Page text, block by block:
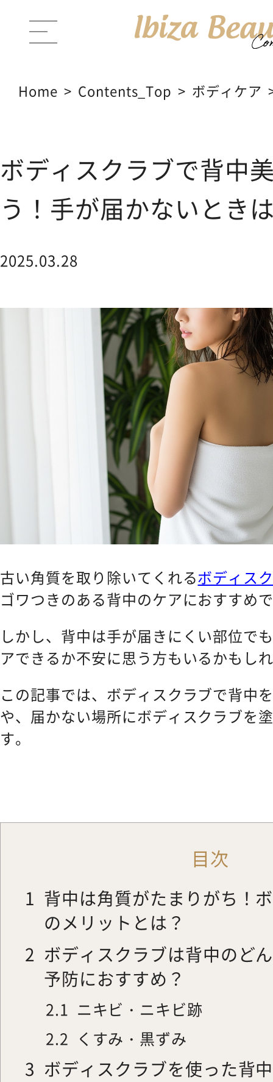
PRODUCTS 商品一覧
Body Care ボディケア
お知らせ
SHOPPING GUIDEショッピ
よくあるご質問
Home Contents_Top
ボディケア
ボディスクラブで背中
う！手が届かないとき
2025.03.28
古い角質を取り除いてくれるボディス
ゴワつきのある背中のケアにおすすめ
しかし、背中は手が届きにくい部位で
アできるか不安に思う方もいるかもし
この記事では、ボディスクラブで背中
や、届かない場所にボディスクラブを
す。
目次
1 背中は角質がたまりがち！
のメリットとは？
2 ボディスクラブは背中のど
予防におすすめ？
2.1 ニキビ・ニキビ跡
2.2 くすみ・黒ずみ
3 ボディスクラブを使った背